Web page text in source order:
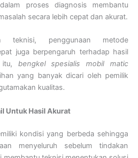
proses diagnosis membantu
secara lebih cepat dan akurat.
teknisi, penggunaan metode
juga berpengaruh terhadap hasil
itu, bengkel spesialis mobil matic
yang banyak dicari oleh pemilik
kualitas.
Untuk Hasil Akurat
kondisi yang berbeda sehingga
menyeluruh sebelum tindakan